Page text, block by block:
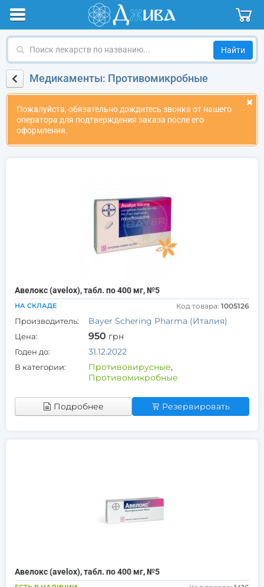
Поиск
по
названиюМедикаменты: Противомикробные
Пожалуйста, обязательно дождитесь звонка от нашего
оператора для подтверждения заказа после его
оформления.
Авелокс (avelox), табл. по 400 мг, №5
НА СКЛАДЕ Код товара: 1005126
Производитель: Bayer Schering Pharma (Италия)
Цена: 950 грн
Годен до: 31.12.2022
В категории: Противовирусные,
Противомикробные
Подробнее Резервировать
Авелокс (avelox), табл. по 400 мг, №5